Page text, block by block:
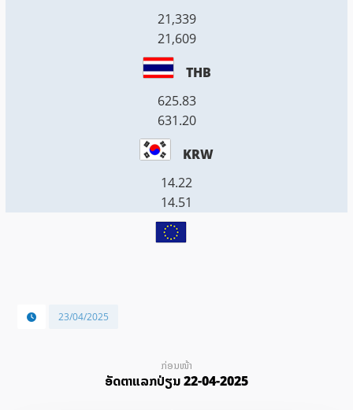
21,339
21,609
THB
625.83
631.20
KRW
14.22
14.51
23/04/2025
ກ່ອນໜ້າ
ອັດ​ຕາ​ແລກ​ປ່ຽນ 22-04-2025